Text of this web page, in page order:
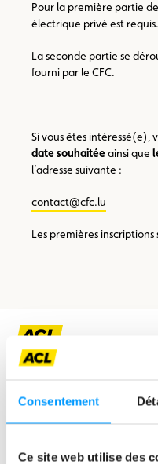
Consentement
Ce site web utilise des
Pour la première partie
électrique privé est requis.
La seconde partie se
fourni par le CFC.
Si vous êtes intéressé(e),
date souhaitéeainsi que
l’adresse suivante :
contact@cfc.lu
Les premières
Voyages